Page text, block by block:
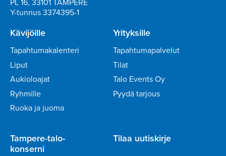
Y-tunnus 3374395-1
Kävijöille
Tapahtumakalenteri
Liput
Aukioloajat
Ryhmille
Ruoka ja juoma
Yrityksille
Tapahtumapalvelut
Tilat
Talo Events Oy
Pyydä tarjous
Tampere-talo-
konserni
Tilaa uutiskirje